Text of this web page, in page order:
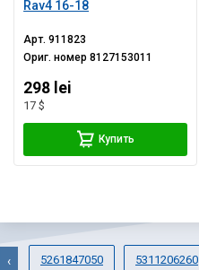
Rav4 16-18
Арт.911823
Ориг. номер8127153011
298 lei
17 $
Купить
5261847050 5311206260
‹